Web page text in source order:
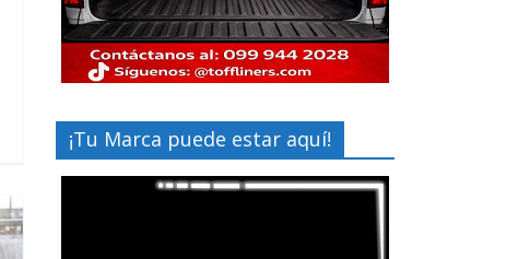
¡Tu Marca puede estar aquí!